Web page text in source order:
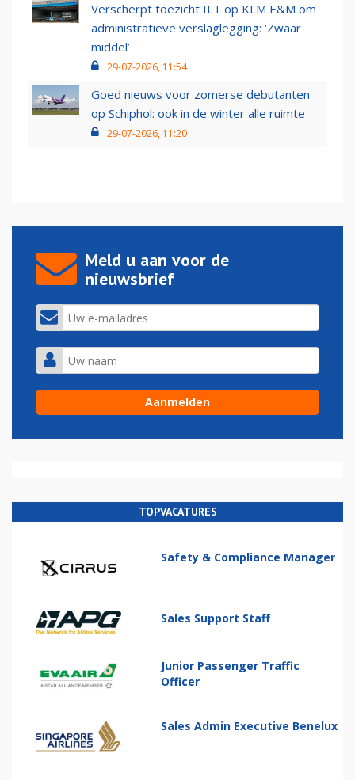
Verscherpt toezicht ILT op KLM E&M om
administratieve verslaglegging: ‘Zwaar
middel’
29-07-2026, 11:54
Goed nieuws voor zomerse debutanten
op Schiphol: ook in de winter alle ruimte
29-07-2026, 11:20
Meld u aan voor de
nieuwsbrief
TOPVACATURES
Safety & Compliance Manager
Sales Support Staff
Junior Passenger Traffic
Officer
Sales Admin Executive Benelux